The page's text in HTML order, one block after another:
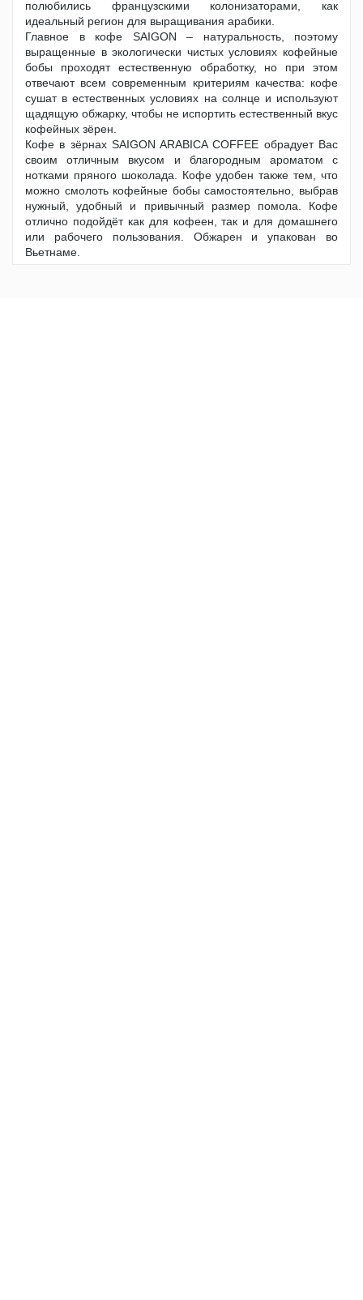
полюбились французскими колонизаторами, как
идеальный регион для выращивания арабики.
Главное в кофе SAIGON – натуральность, поэтому
выращенные в экологически чистых условиях кофейные
бобы проходят естественную обработку, но при этом
отвечают всем современным критериям качества: кофе
сушат в естественных условиях на солнце и используют
щадящую обжарку, чтобы не испортить естественный вкус
кофейных зёрен.
Кофе в зёрнах SAIGON ARABICA COFFEE обрадует Вас
своим отличным вкусом и благородным ароматом с
нотками пряного шоколада. Кофе удобен также тем, что
можно смолоть кофейные бобы самостоятельно, выбрав
нужный, удобный и привычный размер помола. Кофе
отлично подойдёт как для кофеен, так и для домашнего
или рабочего пользования. Обжарен и упакован во
Вьетнаме.